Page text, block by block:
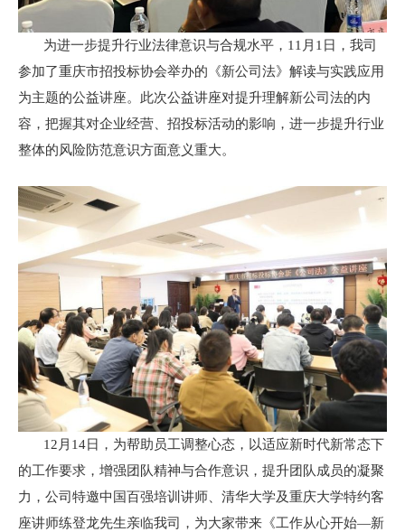
为进一步提升行业法律意识与合规水平，11月1日，我司
参加了重庆市招投标协会举办的《新公司法》解读与实践应用
为主题的公益讲座。此次公益讲座对提升理解新公司法的内
容，把握其对企业经营、招投标活动的影响，进一步提升行业
整体的风险防范意识方面意义重大。
12月14日，为帮助员工调整心态，以适应新时代新常态下
的工作要求，增强团队精神与合作意识，提升团队成员的凝聚
力，公司特邀中国百强培训讲师、清华大学及重庆大学特约客
座讲师练登龙先生亲临我司，为大家带来《工作从心开始—新